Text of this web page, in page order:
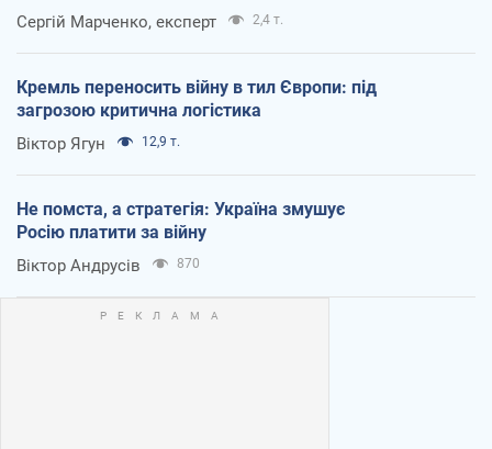
Сергій Марченко, експерт 2,4 т.
Кремль переносить війну в тил Європи: під
загрозою критична логістика
Віктор Ягун 12,9 т.
Не помста, а стратегія: Україна змушує
Росію платити за війну
Віктор Андрусів 870